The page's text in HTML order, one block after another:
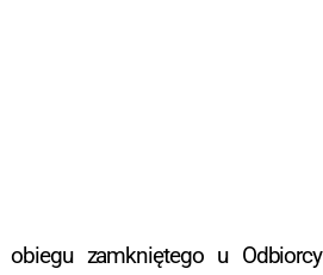
zamkniętego u Odbiorcy